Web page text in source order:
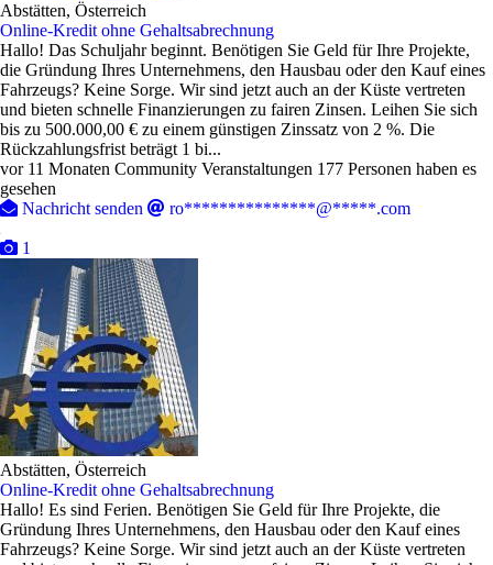
Abstätten, Österreich
Online-Kredit ohne Gehaltsabrechnung
Hallo! Das Schuljahr beginnt. Benötigen Sie Geld für Ihre Projekte,
die Gründung Ihres Unternehmens, den Hausbau oder den Kauf eines
Fahrzeugs? Keine Sorge. Wir sind jetzt auch an der Küste vertreten
und bieten schnelle Finanzierungen zu fairen Zinsen. Leihen Sie sich
bis zu 500.000,00 € zu einem günstigen Zinssatz von 2 %. Die
Rückzahlungsfrist beträgt 1 bi...
vor 11 Monaten Community Veranstaltungen 177 Personen haben es
gesehen
Nachricht senden
ro***************@*****.com
1
Abstätten, Österreich
Online-Kredit ohne Gehaltsabrechnung
Hallo! Es sind Ferien. Benötigen Sie Geld für Ihre Projekte, die
Gründung Ihres Unternehmens, den Hausbau oder den Kauf eines
Fahrzeugs? Keine Sorge. Wir sind jetzt auch an der Küste vertreten